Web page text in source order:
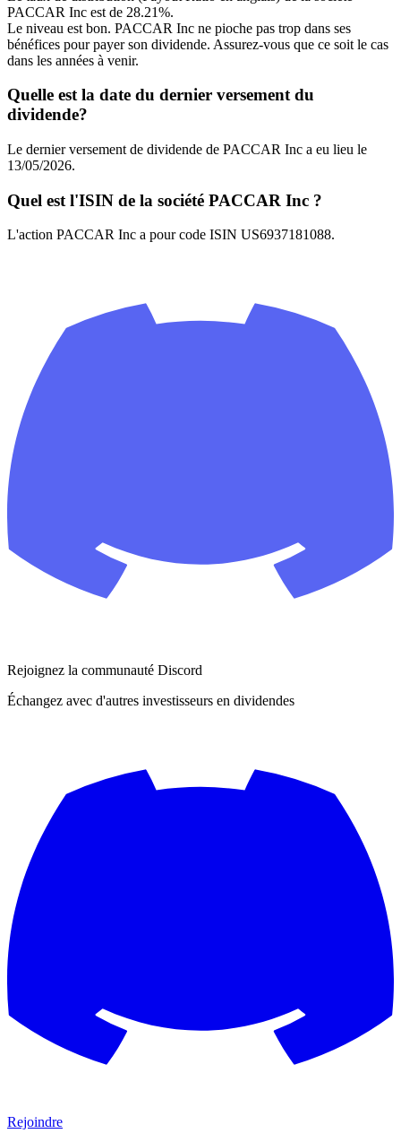
PACCAR Inc est de 28.21%.
Le niveau est bon. PACCAR Inc ne pioche pas trop dans ses
bénéfices pour payer son dividende. Assurez-vous que ce soit le cas
dans les années à venir.
Quelle est la date du dernier versement du
dividende?
Le dernier versement de dividende de PACCAR Inc a eu lieu le
13/05/2026.
Quel est l'ISIN de la société PACCAR Inc ?
L'action PACCAR Inc a pour code ISIN US6937181088.
Rejoignez la communauté Discord
Échangez avec d'autres investisseurs en dividendes
Rejoindre